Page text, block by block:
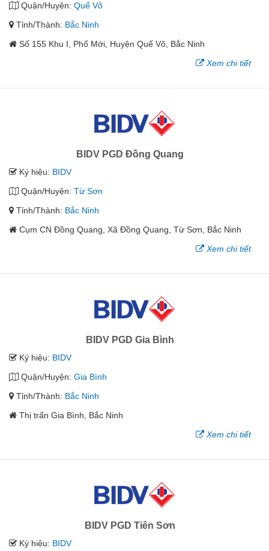
Quận/Huyện: Quế Võ
Tỉnh/Thành: Bắc Ninh
Số 155 Khu I, Phố Mới, Huyện Quế Võ, Bắc Ninh
Xem chi tiết
BIDV PGD Đồng Quang
Ký hiệu: BIDV
Quận/Huyện: Từ Sơn
Tỉnh/Thành: Bắc Ninh
Cụm CN Đồng Quang, Xã Đồng Quang, Từ Sơn, Bắc Ninh
Xem chi tiết
BIDV PGD Gia Bình
Ký hiệu: BIDV
Quận/Huyện: Gia Bình
Tỉnh/Thành: Bắc Ninh
Thị trấn Gia Bình, Bắc Ninh
Xem chi tiết
BIDV PGD Tiên Sơn
Ký hiệu: BIDV